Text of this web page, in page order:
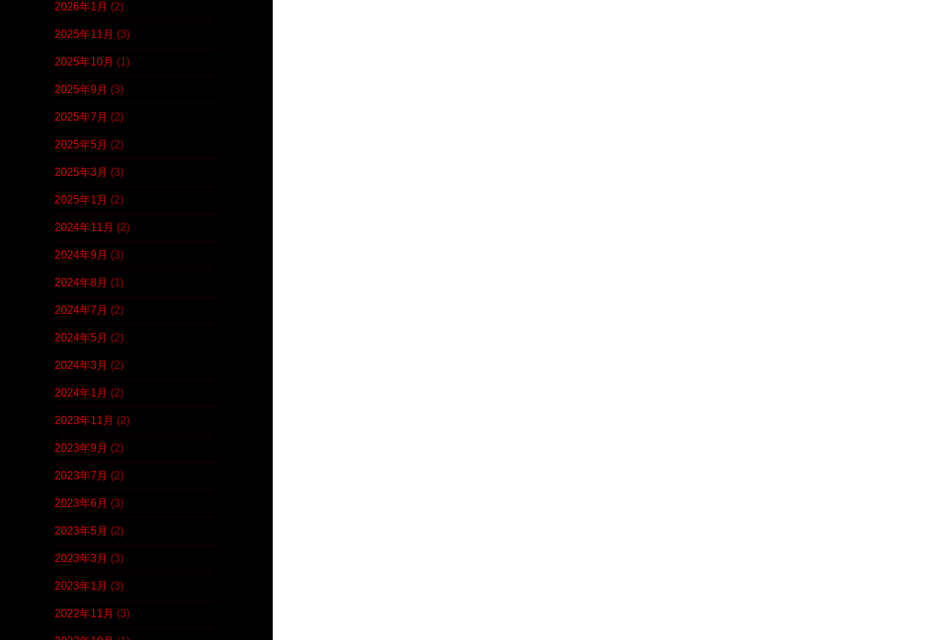
2026年1月 (2)
2025年11月 (3)
2025年10月 (1)
2025年9月 (3)
2025年7月 (2)
2025年5月 (2)
2025年3月 (3)
2025年1月 (2)
2024年11月 (2)
2024年9月 (3)
2024年8月 (1)
2024年7月 (2)
2024年5月 (2)
2024年3月 (2)
2024年1月 (2)
2023年11月 (2)
2023年9月 (2)
2023年7月 (2)
2023年6月 (3)
2023年5月 (2)
2023年3月 (3)
2023年1月 (3)
2022年11月 (3)